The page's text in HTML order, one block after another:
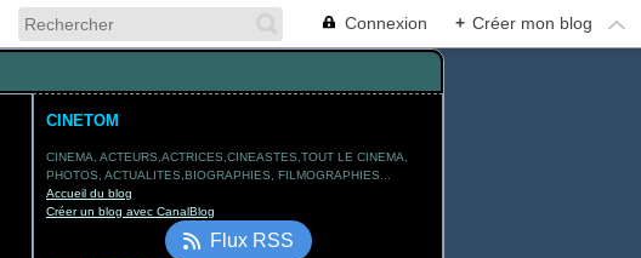
Connexion + Créer mon blog
CINETOM
CINEMA, ACTEURS,ACTRICES,CINEASTES,TOUT LE CINEMA,
PHOTOS, ACTUALITES,BIOGRAPHIES, FILMOGRAPHIES...
Accueil du blog
Créer un blog avec CanalBlog
Flux RSS